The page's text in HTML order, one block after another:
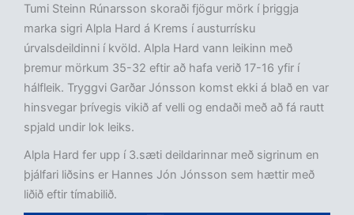
Tumi Steinn Rúnarsson skoraði fjögur mörk í þriggja
marka sigri Alpla Hard á Krems í austurrísku
úrvalsdeildinni í kvöld. Alpla Hard vann leikinn með
þremur mörkum 35-32 eftir að hafa verið 17-16 yfir í
hálfleik. Tryggvi Garðar Jónsson komst ekki á blað en var
hinsvegar þrívegis vikið af velli og endaði með að fá rautt
spjald undir lok leiks.
Alpla Hard fer upp í 3.sæti deildarinnar með sigrinum en
þjálfari liðsins er Hannes Jón Jónsson sem hættir með
liðið eftir tímabilið.